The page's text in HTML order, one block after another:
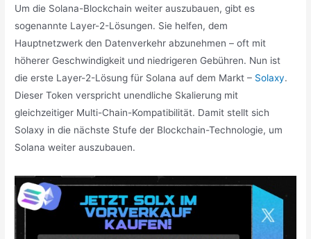
Um die Solana-Blockchain weiter auszubauen, gibt es
sogenannte Layer-2-Lösungen. Sie helfen, dem
Hauptnetzwerk den Datenverkehr abzunehmen – oft mit
höherer Geschwindigkeit und niedrigeren Gebühren. Nun ist
die erste Layer-2-Lösung für Solana auf dem Markt – Solaxy.
Dieser Token verspricht unendliche Skalierung mit
gleichzeitiger Multi-Chain-Kompatibilität. Damit stellt sich
Solaxy in die nächste Stufe der Blockchain-Technologie, um
Solana weiter auszubauen.